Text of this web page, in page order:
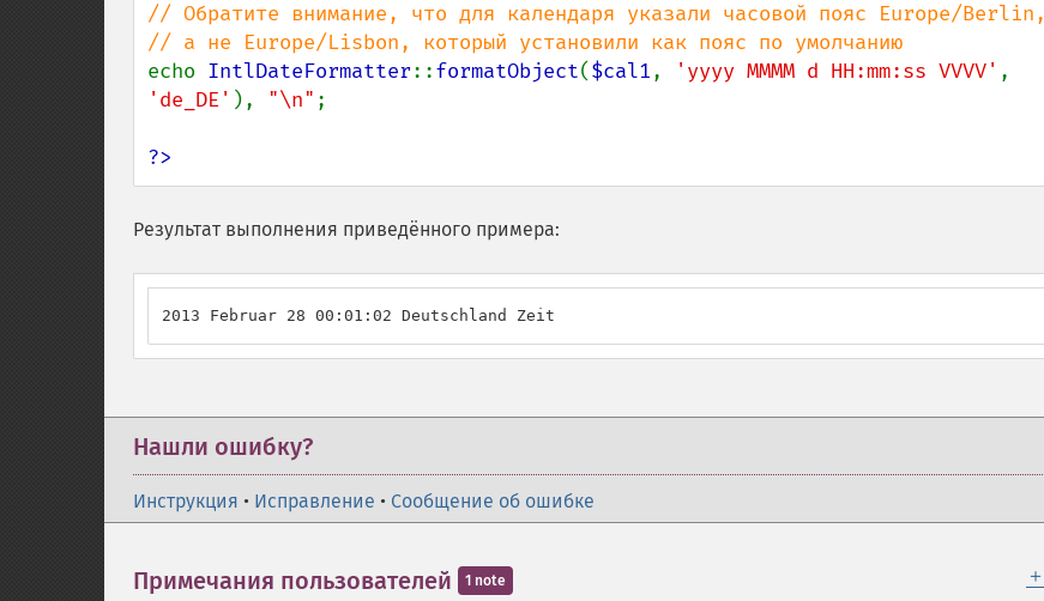
// Обратите внимание, что для календаря указали часовой пояс Europe/Berlin,
echo IntlDateFormatter::formatObject($cal1, 'yyyy MMMM d HH:mm:ss VVVV'
'de_DE' ), "\n" ;
?>
Результат выполнения приведённого примера:
2013 Februar 28 00:01:02 Deutschland Zeit
Нашли ошибку?
Инструкция • Исправление • Сообщение об ошибке
＋
Примечания пользователей 1 note